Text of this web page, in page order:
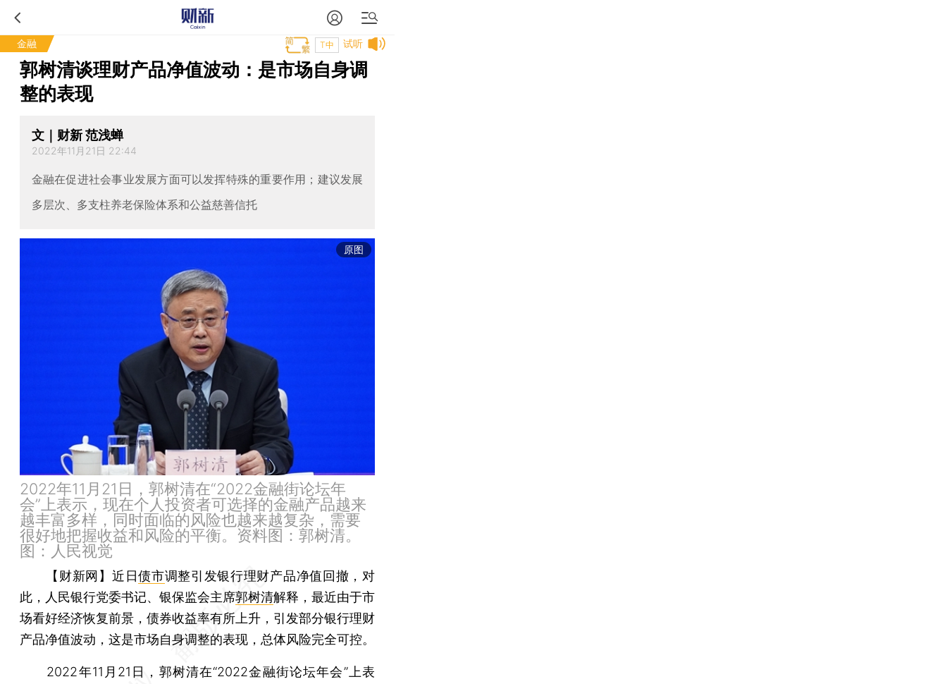
金融 试听
T中
郭树清谈理财产品净值波动：是市场自身调
整的表现
文｜财新 范浅蝉
2022年11月21日 22:44
金融在促进社会事业发展方面可以发挥特殊的重要作用；建议发展
多层次、多支柱养老保险体系和公益慈善信托
原图
2022年11月21日，郭树清在“2022金融街论坛年
会”上表示，现在个人投资者可选择的金融产品越来
越丰富多样，同时面临的风险也越来越复杂，需要
很好地把握收益和风险的平衡。资料图：郭树清。
图：人民视觉
【财新网】 近日债市调整引发银行理财产品净值回撤，对
此，人民银行党委书记、银保监会主席郭树清解释，最近由于市
场看好经济恢复前景，债券收益率有所上升，引发部分银行理财
产品净值波动，这是市场自身调整的表现，总体风险完全可控。
2022年11月21日，郭树清在“2022金融街论坛年会”上表